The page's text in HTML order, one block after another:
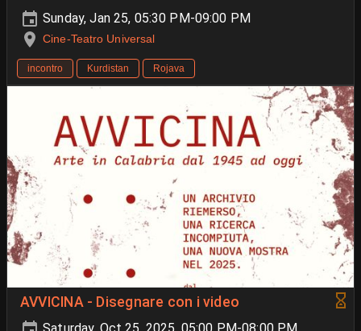
Sunday, Jan 25, 05:30 PM-09:00 PM
Cine-Teatro Universal
incontro Kurdistan Rojava
AVVICINA - Disegnare con i video